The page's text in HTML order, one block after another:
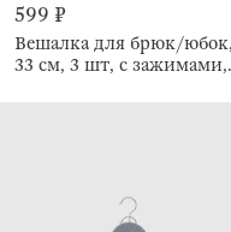
599 ₽
Вешалка для брюк/юбок,
33 см, 3 шт, с зажимами,